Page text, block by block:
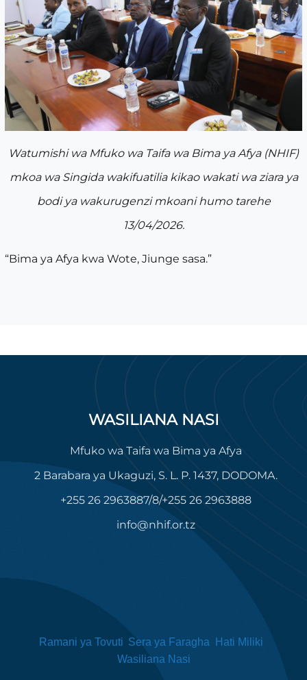
Watumishi wa Mfuko wa Taifa wa Bima ya Afya (NHIF)
mkoa wa Singida wakifuatilia kikao wakati wa ziara ya
bodi ya wakurugenzi mkoani humo tarehe
13/04/2026.
“Bima ya Afya kwa Wote, Jiunge sasa.”
WASILIANA NASI
Mfuko wa Taifa wa Bima ya Afya
2 Barabara ya Ukaguzi, S. L. P. 1437, DODOMA.
+255 26 2963887/8/+255 26 2963888
info@nhif.or.tz
Ramani ya Tovuti Sera ya Faragha
Hati Miliki
Wasiliana Nasi